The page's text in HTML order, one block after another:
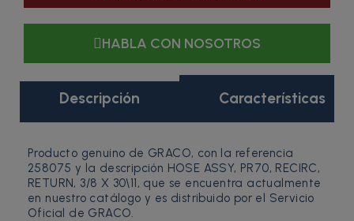
HABLA CON NOSOTROS
Descripción Características
Producto genuino de GRACO, con la referencia
258075 y la descripción HOSE ASSY, PR70, RECIRC,
RETURN, 3/8 X 30\11, que se encuentra actualmente
en nuestro catálogo y es distribuido por el Servicio
Oficial de GRACO.